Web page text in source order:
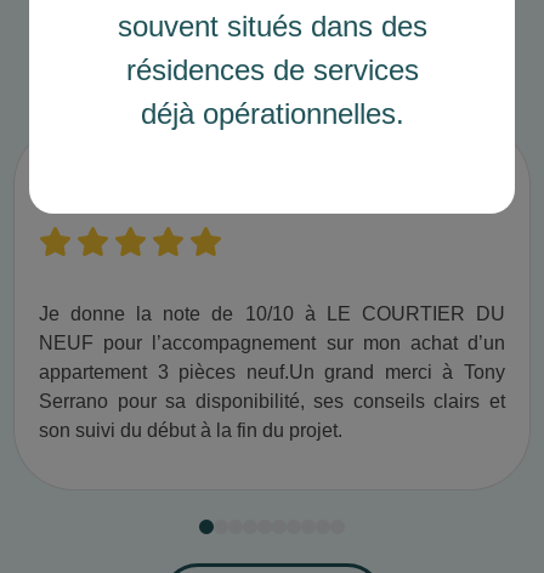
souvent situés dans des
résidences de services
déjà opérationnelles.
Je donne la note de 10/10 à LE COURTIER DU
NEUF pour l’accompagnement sur mon achat d’un
appartement 3 pièces neuf.​ Un grand merci à Tony
Serrano pour sa disponibilité, ses conseils clairs et
son suivi du début à la fin du projet.​